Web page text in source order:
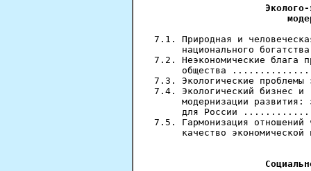
7.1. Природная и
национального
7.2. Неэкономические блага
общества
7.3. Экологические
7.4. Экологический бизнес и
модернизации развития:
для России
7.5. Гармонизация отношений
качество экономической